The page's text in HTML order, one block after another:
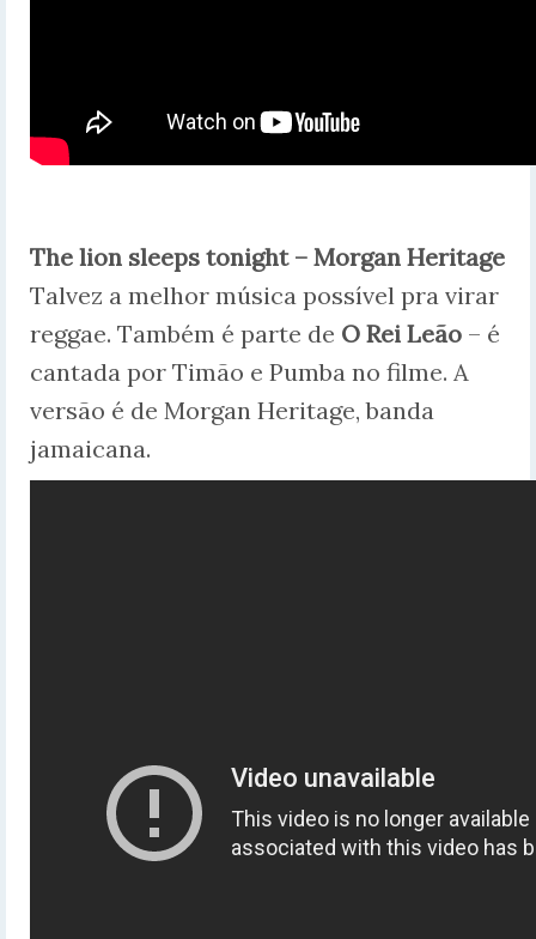
The lion sleeps tonight – Morgan Heritage
Talvez a melhor música possível pra virar
reggae. Também é parte de O Rei Leão – é
cantada por Timão e Pumba no filme. A
versão é de Morgan Heritage, banda
jamaicana.